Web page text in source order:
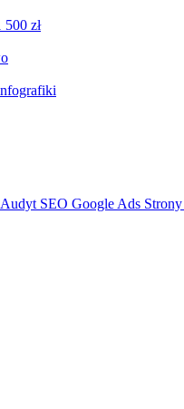
500 zł
Audyt SEO Google Ads